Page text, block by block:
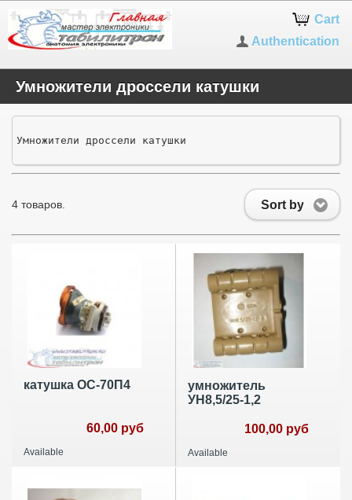
Cart
Authentication
Умножители дроссели катушки
Умножители дроссели катушки
Sort by
4 товаров.
катушка OC-70П4
60,00 руб
Available
умножитель
УН8,5/25-1,2
100,00 руб
Available